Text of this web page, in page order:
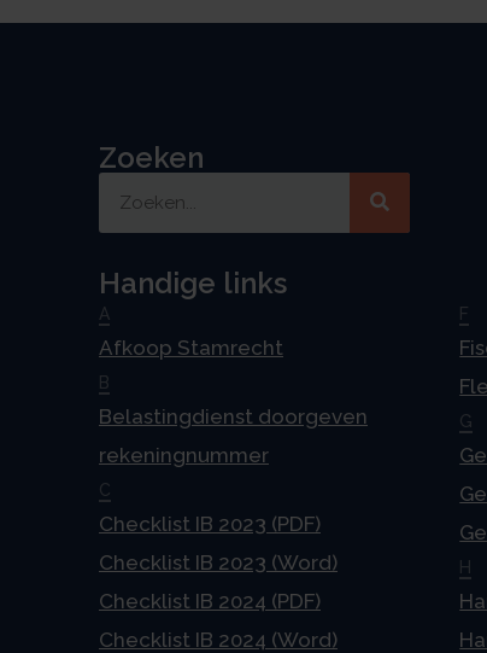
Zoeken
Handige links
A
Afkoop Stamrecht
B
Belastingdienst doorgeven
rekeningnummer
C
Checklist IB 2023 (PDF)
Checklist IB 2023 (Word)
Checklist IB 2024 (PDF)
Checklist IB 2024 (Word)
F
G
H